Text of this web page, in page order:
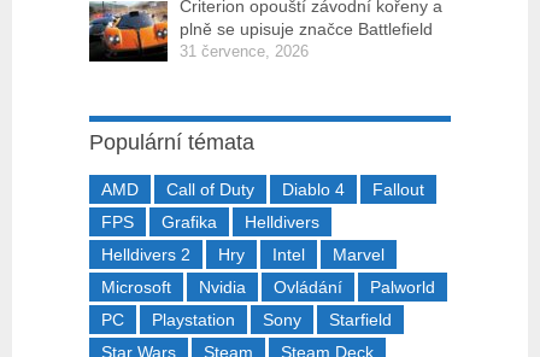
Criterion opouští závodní kořeny a
plně se upisuje značce Battlefield
31 července, 2026
Populární témata
AMD Call of Duty Diablo 4
Fallout
FPS
Grafika
Helldivers
Helldivers 2
Hry Intel
Marvel
Microsoft
Nvidia Ovládání
Palworld
PC
Playstation Sony
Starfield
Star Wars
Steam
Steam Deck